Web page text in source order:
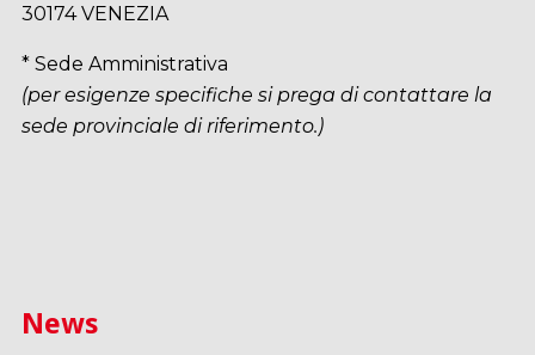
30174 VENEZIA
* Sede Amministrativa
(per esigenze specifiche si prega di contattare la
sede provinciale di riferimento.)
News